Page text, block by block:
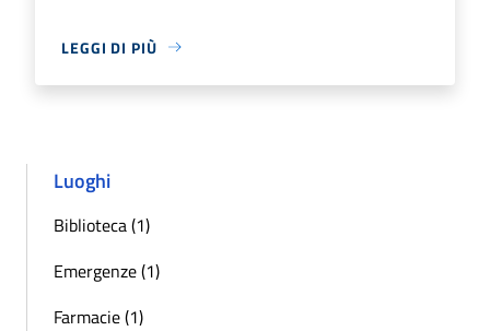
LEGGI DI PIÙ
Luoghi
Biblioteca (1)
Emergenze (1)
Farmacie (1)